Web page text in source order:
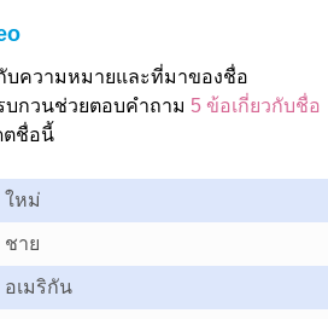
ความหมายและที่มาของชื่อ
บกวนช่วยตอบคำถาม 5 ข้อเกี่ยวกับชื่อ
ตชื่อนี้
ใหม่
ชาย
อเมริกัน